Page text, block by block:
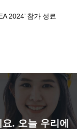
2024’ 참가 성료
. 오늘 우리에